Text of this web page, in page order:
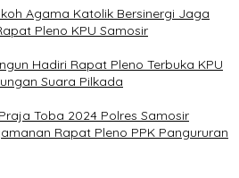
Agama Katolik Bersinergi Jaga
Pleno KPU Samosir
Hadiri Rapat Pleno Terbuka KPU
Suara Pilkada
Toba 2024 Polres Samosir
Rapat Pleno PPK Pangururan